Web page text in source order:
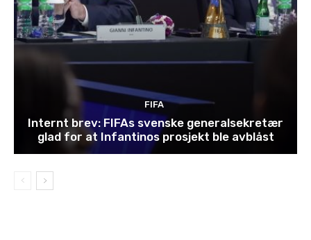
FIFA
Internt brev: FIFAs svenske generalsekretær
glad for at Infantinos prosjekt ble avblåst